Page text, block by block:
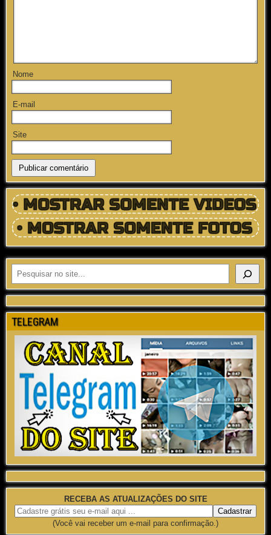
Nome
E-mail
Site
TELEGRAM
RECEBA AS ATUALIZAÇÕES DO SITE
(Você vai receber um e-mail para confirmação.)